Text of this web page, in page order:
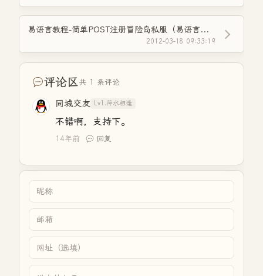
易语言教程-简单POST注册冒险岛私服（易语言网页操作新手必看）
2012-03-18 09:33:19
评论区共 1 条评论
同城交友 Lv1.萍水相逢
不错啊，支持下。
14年前 回复